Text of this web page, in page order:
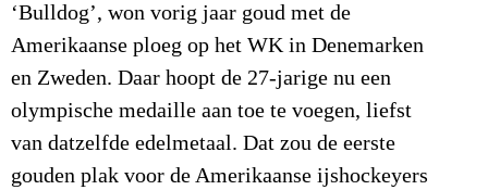
‘Bulldog’, won vorig jaar goud met de
Amerikaanse ploeg op het WK in Denemarken
en Zweden. Daar hoopt de 27-jarige nu een
olympische medaille aan toe te voegen, liefst
van datzelfde edelmetaal. Dat zou de eerste
gouden plak voor de Amerikaanse ijshockeyers